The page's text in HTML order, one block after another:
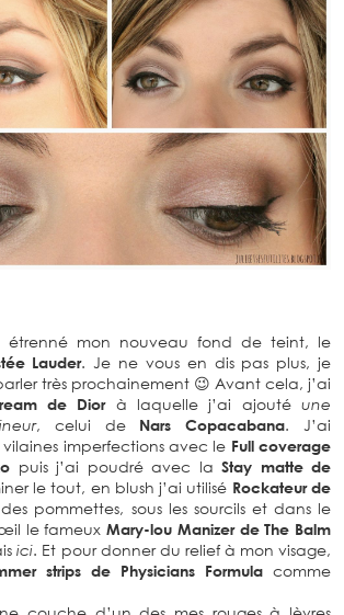
étrenné mon nouveau fond de teint, le
Lauder. Je ne vous en dis pas plus, je
très prochainement 😉 Avant cela, j’ai
de Diorà laquelle j’ai ajoutéune
, celui de Nars Copacabana. J’ai
imperfections avec le Full coverage
puis j’ai poudré avec la Stay matte de
le tout, en blush j’ai utilisé Rockateur de
pommettes, sous les sourcils et dans le
le fameuxMary-lou Manizer de The Balm
ici. Et pour donner du relief à mon visage,
strips de Physicians Formula comme